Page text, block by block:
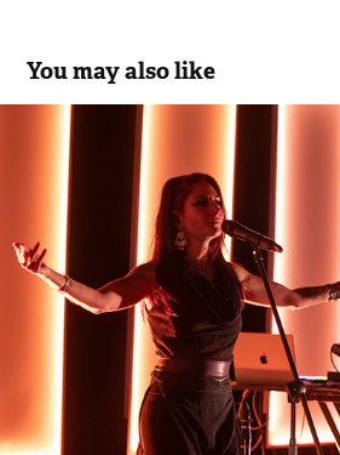
You may also like
Ladislava
2024